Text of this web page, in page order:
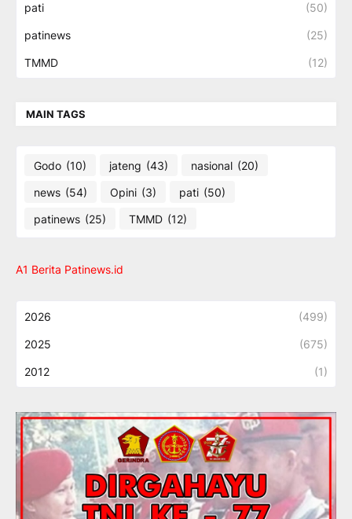
pati (50)
patinews (25)
TMMD (12)
MAIN TAGS
Godo (10) jateng (43) nasional (20)
news (54) Opini (3) pati (50)
patinews (25) TMMD (12)
A1 Berita Patinews.id
2026 (499)
2025 (675)
2012 (1)